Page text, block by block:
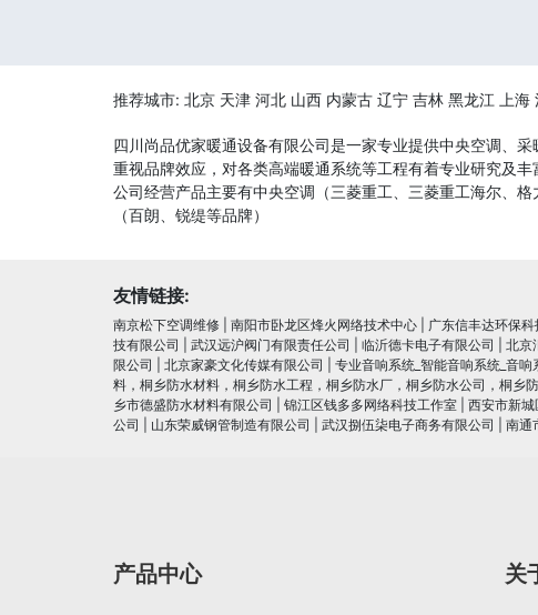
推荐城市: 北京 天津 河北 山西 内蒙古 辽宁 吉林 黑龙江 上海
四川尚品优家暖通设备有限公司是一家专业提供中央空调、
重视品牌效应，对各类高端暖通系统等工程有着专业研究及
公司经营产品主要有中央空调（三菱重工、三菱重工海尔、
（百朗、锐缇等品牌）
友情链接:
南京松下空调维修 南阳市卧龙区烽火网络技术中心 广东信丰达环保科
技有限公司
武汉远沪阀门有限责任公司 临沂德卡电子有限公司 北京
限公司
北京家豪文化传媒有限公司 专业音响系统_智能音响系统_音
料，桐乡防水材料，桐乡防水工程，桐乡防水厂，桐乡防水公司，桐乡
乡市德盛防水材料有限公司
锦江区钱多多网络科技工作室 西安市新
公司
山东荣威钢管制造有限公司 武汉捌伍柒电子商务有限公司 南通
产品中心 关